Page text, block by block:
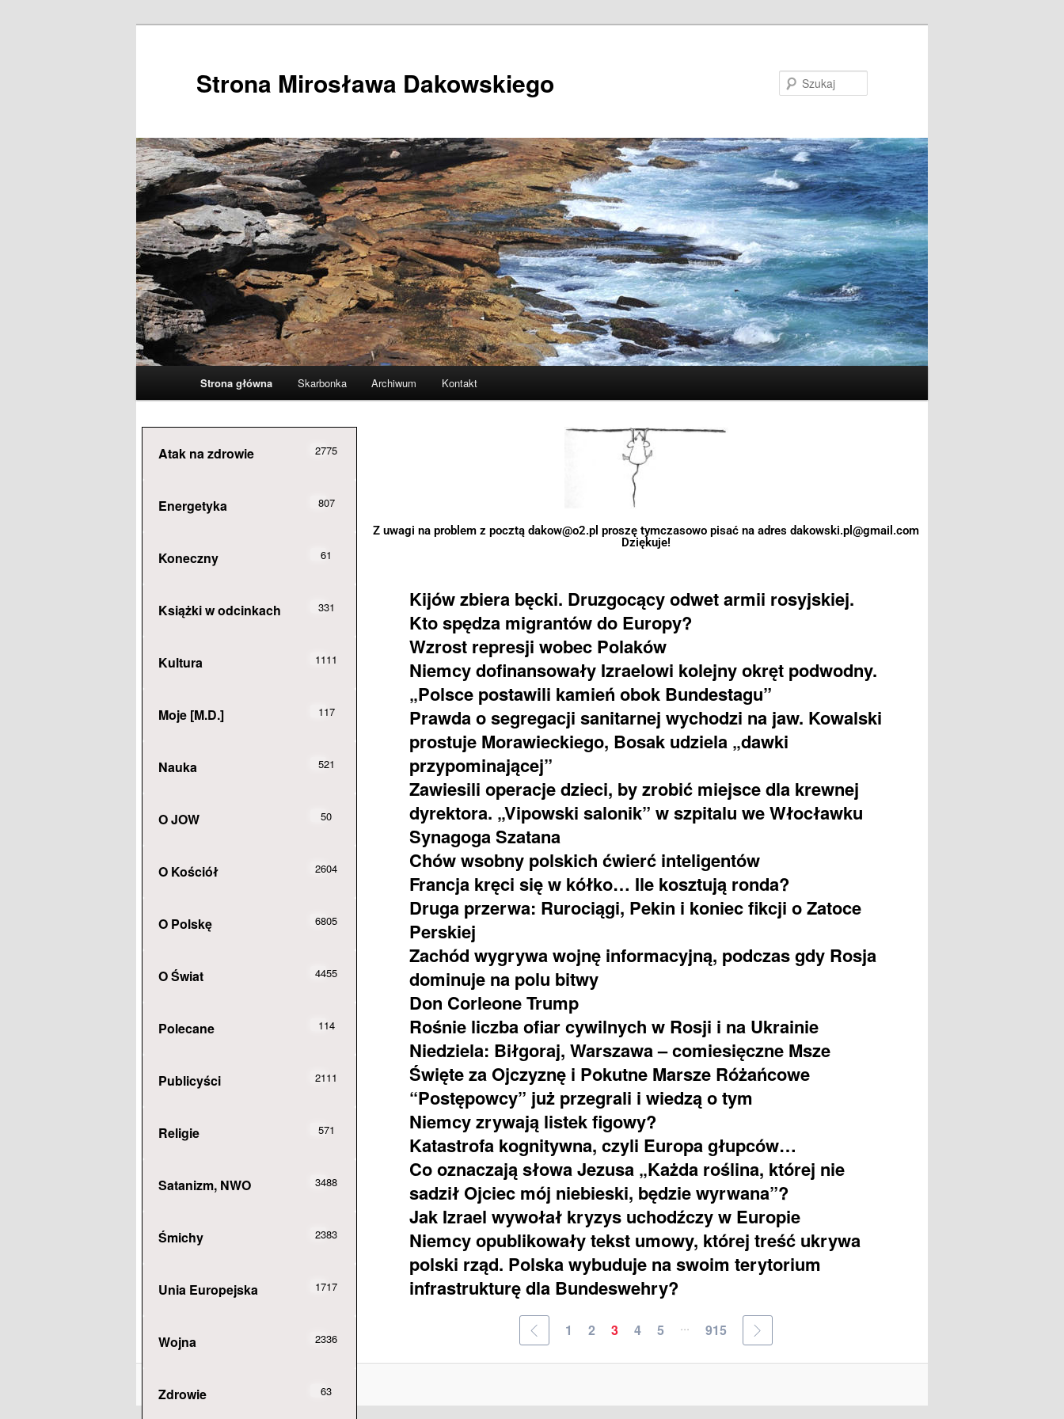
Strona Mirosława Dakowskiego
Strona główna Skarbonka Archiwum Kontakt
Atak na zdrowie 2775
Energetyka 807
Koneczny 61
Książki w odcinkach 331
Kultura 1111
Moje [M.D.] 117
Nauka 521
O JOW 50
O Kościół 2604
O Polskę 6805
O Świat 4455
Polecane 114
Publicyści 2111
Religie 571
Satanizm, NWO 3488
Śmichy 2383
Unia Europejska 1717
Wojna 2336
Zdrowie 63
Z uwagi na problem z pocztą dakow@o2.pl proszę tymczasowo pisać na adres dakowski.pl@gmail.com
Dziękuje!
Kijów zbiera bęcki. Druzgocący odwet armii rosyjskiej.
Kto spędza migrantów do Europy?
Wzrost represji wobec Polaków
Niemcy dofinansowały Izraelowi kolejny okręt podwodny.
„Polsce postawili kamień obok Bundestagu”
Prawda o segregacji sanitarnej wychodzi na jaw. Kowalski
prostuje Morawieckiego, Bosak udziela „dawki
przypominającej”
Zawiesili operacje dzieci, by zrobić miejsce dla krewnej
dyrektora. „Vipowski salonik” w szpitalu we Włocławku
Synagoga Szatana
Chów wsobny polskich ćwierć inteligentów
Francja kręci się w kółko… Ile kosztują ronda?
Druga przerwa: Rurociągi, Pekin i koniec fikcji o Zatoce
Perskiej
Zachód wygrywa wojnę informacyjną, podczas gdy Rosja
dominuje na polu bitwy
Don Corleone Trump
Rośnie liczba ofiar cywilnych w Rosji i na Ukrainie
Niedziela: Biłgoraj, Warszawa – comiesięczne Msze
Święte za Ojczyznę i Pokutne Marsze Różańcowe
“Postępowcy” już przegrali i wiedzą o tym
Niemcy zrywają listek figowy?
Katastrofa kognitywna, czyli Europa głupców…
Co oznaczają słowa Jezusa „Każda roślina, której nie
sadził Ojciec mój niebieski, będzie wyrwana”?
Jak Izrael wywołał kryzys uchodźczy w Europie
Niemcy opublikowały tekst umowy, której treść ukrywa
polski rząd. Polska wybuduje na swoim terytorium
infrastrukturę dla Bundeswehry?
1 2 3 4 5 ... 915